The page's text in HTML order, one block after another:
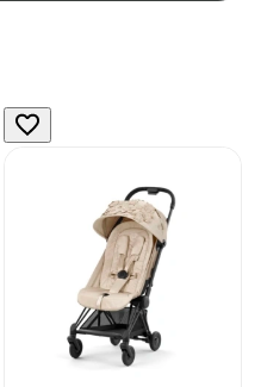
najnovijem
proizvod
kolica
Simply
Flowers
Beige